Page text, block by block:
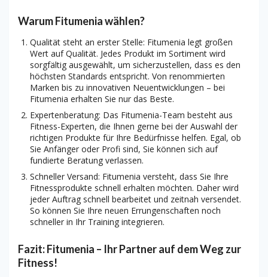
Warum Fitumenia wählen?
Qualität steht an erster Stelle: Fitumenia legt großen
Wert auf Qualität. Jedes Produkt im Sortiment wird
sorgfältig ausgewählt, um sicherzustellen, dass es den
höchsten Standards entspricht. Von renommierten
Marken bis zu innovativen Neuentwicklungen – bei
Fitumenia erhalten Sie nur das Beste.
Expertenberatung: Das Fitumenia-Team besteht aus
Fitness-Experten, die Ihnen gerne bei der Auswahl der
richtigen Produkte für Ihre Bedürfnisse helfen. Egal, ob
Sie Anfänger oder Profi sind, Sie können sich auf
fundierte Beratung verlassen.
Schneller Versand: Fitumenia versteht, dass Sie Ihre
Fitnessprodukte schnell erhalten möchten. Daher wird
jeder Auftrag schnell bearbeitet und zeitnah versendet.
So können Sie Ihre neuen Errungenschaften noch
schneller in Ihr Training integrieren.
Fazit: Fitumenia – Ihr Partner auf dem Weg zur
Fitness!